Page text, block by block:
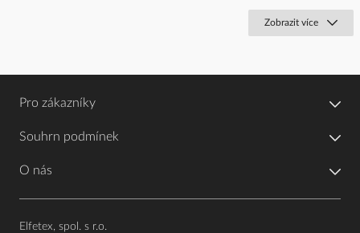
Zobrazit více
Pro zákazníky
Souhrn podmínek
O nás
Elfetex, spol. s r.o.